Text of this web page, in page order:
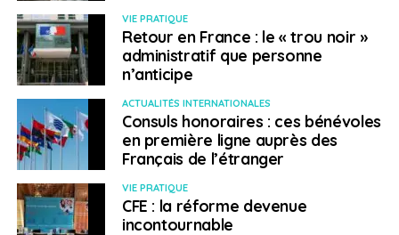
VIE PRATIQUE
Retour en France : le « trou noir »
administratif que personne
n’anticipe
ACTUALITÉS INTERNATIONALES
Consuls honoraires : ces bénévoles
en première ligne auprès des
Français de l’étranger
VIE PRATIQUE
CFE : la réforme devenue
incontournable